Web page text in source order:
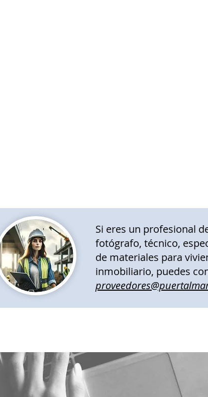
Si eres un profesional
fotógrafo, técnico,
de materiales para
inmobiliario, puedes